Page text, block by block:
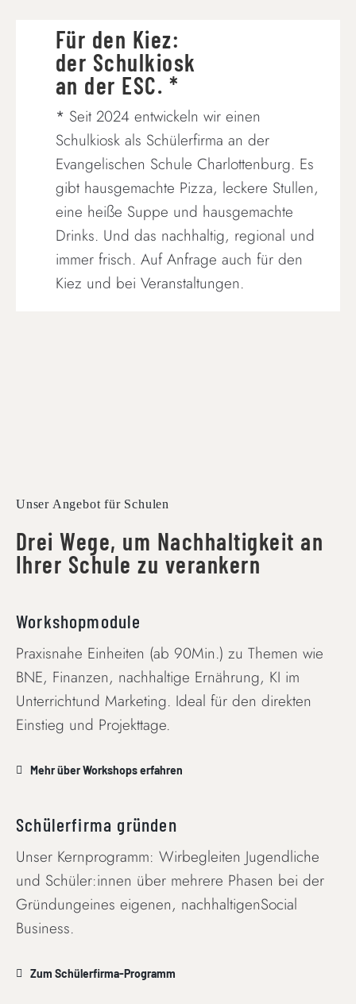
Für den Kiez:
der Schulkiosk
an der ESC. *
* Seit 2024 entwickeln wir einen
Schulkiosk als Schülerfirma an der
Evangelischen Schule Charlottenburg. Es
gibt hausgemachte Pizza, leckere Stullen,
eine heiße Suppe und hausgemachte
Drinks. Und das nachhaltig, regional und
immer frisch. Auf Anfrage auch für den
Kiez und bei Veranstaltungen.
Unser Angebot für Schulen
Drei Wege, um Nachhaltigkeit an
Ihrer Schule zu verankern
Workshopmodule
Praxisnahe Einheiten (ab 90Min.) zu Themen wie
BNE, Finanzen, nachhaltige Ernährung, KI im
Unterrichtund Marketing. Ideal für den direkten
Einstieg und Projekttage.
Mehr über Workshops erfahren
Schülerfirma gründen
Unser Kernprogramm: Wirbegleiten Jugendliche
und Schüler:innen über mehrere Phasen bei der
Gründungeines eigenen, nachhaltigenSocial
Business.
Zum Schülerfirma-Programm